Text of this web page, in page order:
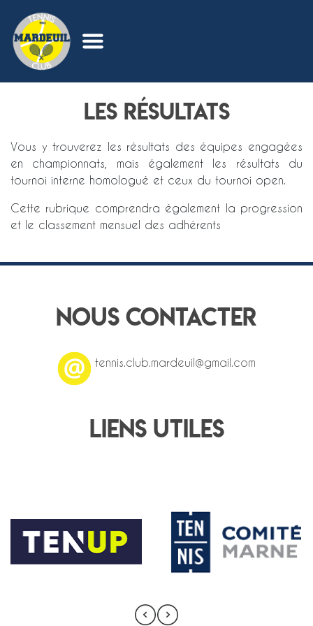
Les résultats
Vous y trouverez les résultats des équipes engagées
en championnats, mais également les résultats du
tournoi interne homologué et ceux du tournoi open.
Cette rubrique comprendra également la progression
et le classement mensuel des adhérents
Nous contacter
tennis.club.mardeuil@gmail.com
Liens utiles